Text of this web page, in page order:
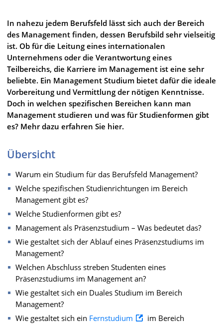
In nahezu jedem Berufsfeld lässt sich auch der Bereich
des Management finden, dessen Berufsbild sehr vielseitig
ist. Ob für die Leitung eines internationalen
Unternehmens oder die Verantwortung eines
Teilbereichs, die Karriere im Management ist eine sehr
beliebte. Ein Management Studium bietet dafür die ideale
Vorbereitung und Vermittlung der nötigen Kenntnisse.
Doch in welchen spezifischen Bereichen kann man
Management studieren und was für Studienformen gibt
es? Mehr dazu erfahren Sie hier.
Übersicht
Warum ein Studium für das Berufsfeld Management?
Welche spezifischen Studienrichtungen im Bereich
Management gibt es?
Welche Studienformen gibt es?
Management als Präsenzstudium – Was bedeutet das?
Wie gestaltet sich der Ablauf eines Präsenzstudiums im
Management?
Welchen Abschluss streben Studenten eines
Präsenzstudiums im Management an?
Wie gestaltet sich ein Duales Studium im Bereich
Management?
Wie gestaltet sich ein Fernstudium
im Bereich